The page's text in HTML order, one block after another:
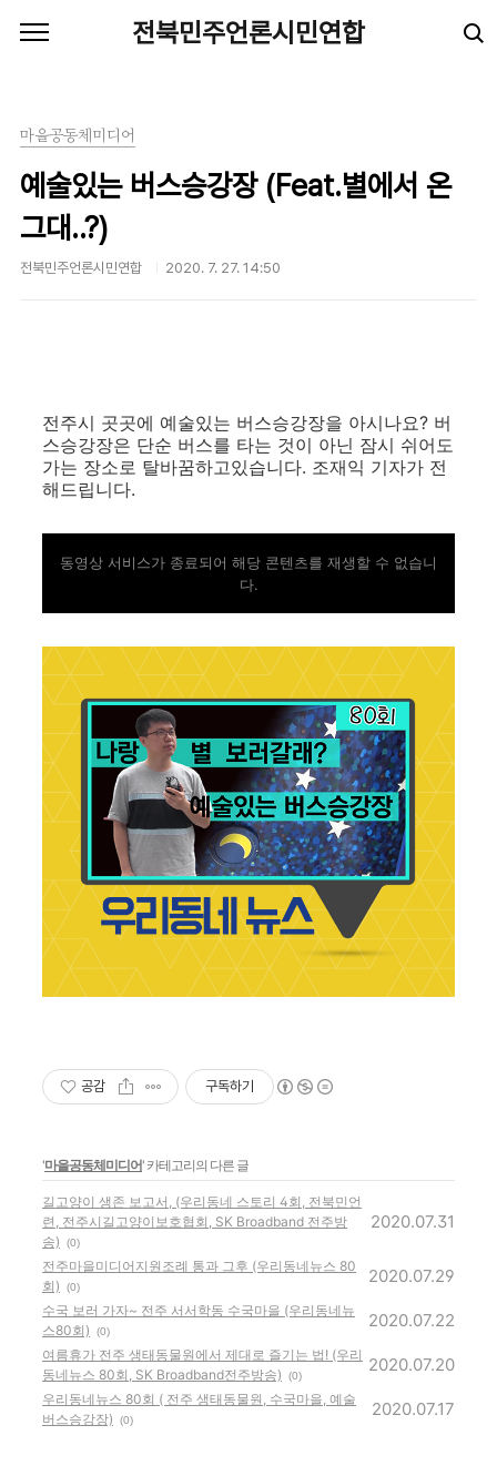
전북민주언론시민연합
마을공동체미디어
예술있는 버스승강장 (Feat.별에서 온
그대..?)
전북민주언론시민연합 2020. 7. 27. 14:50
전주시 곳곳에 예술있는 버스승강장을 아시나요? 버
스승강장은 단순 버스를 타는 것이 아닌 잠시 쉬어도
가는 장소로 탈바꿈하고있습니다. 조재익 기자가 전
해드립니다.
동영상 서비스가 종료되어 해당 콘텐츠를 재생할 수 없습니
다.
공감 구독하기
'마을공동체미디어' 카테고리의 다른 글
길고양이 생존 보고서, (우리동네 스토리 4회, 전북민언
련, 전주시길고양이보호협회, SK Broadband 전주방
송)
(0)
2020.07.31
전주마을미디어지원조례 통과 그후 (우리동네뉴스 80
회)
(0)
2020.07.29
수국 보러 가자~ 전주 서서학동 수국마을 (우리동네뉴
스80회)
(0)
2020.07.22
여름휴가 전주 생태동물원에서 제대로 즐기는 법! (우리
동네뉴스 80회, SK Broadband전주방송)
(0)
2020.07.20
우리동네뉴스 80회 ( 전주 생태동물원, 수국마을, 예술
버스승강장)
(0)
2020.07.17